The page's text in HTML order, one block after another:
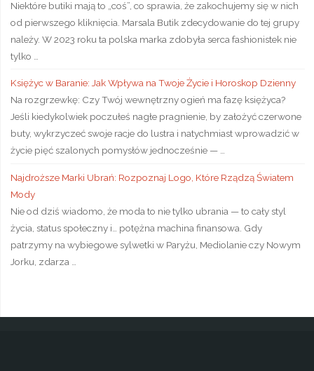
Niektóre butiki mają to „coś”, co sprawia, że zakochujemy się w nich
od pierwszego kliknięcia. Marsala Butik zdecydowanie do tej grupy
należy. W 2023 roku ta polska marka zdobyła serca fashionistek nie
tylko …
Księżyc w Baranie: Jak Wpływa na Twoje Życie i Horoskop Dzienny
Na rozgrzewkę: Czy Twój wewnętrzny ogień ma fazę księżyca?
Jeśli kiedykolwiek poczułeś nagłe pragnienie, by założyć czerwone
buty, wykrzyczeć swoje racje do lustra i natychmiast wprowadzić w
życie pięć szalonych pomysłów jednocześnie — …
Najdroższe Marki Ubrań: Rozpoznaj Logo, Które Rządzą Światem
Mody
Nie od dziś wiadomo, że moda to nie tylko ubrania — to cały styl
życia, status społeczny i… potężna machina finansowa. Gdy
patrzymy na wybiegowe sylwetki w Paryżu, Mediolanie czy Nowym
Jorku, zdarza …